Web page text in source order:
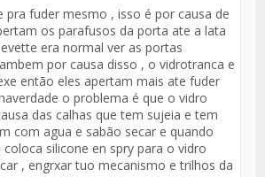
pra fuder mesmo , isso é por causa de
os parafusos da porta ate a lata
era normal ver as portas
por causa disso , o vidrotranca e
então eles apertam mais ate fuder
o problema é que o vidro
das calhas que tem sujeia e tem
com agua e sabão secar e quando
silicone en spry para o vidro
, engrxar tuo mecanismo e trilhos da